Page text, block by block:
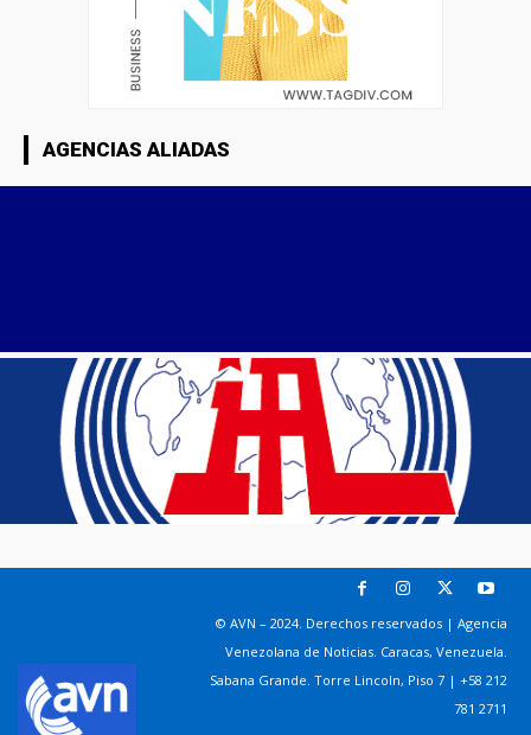
AGENCIAS ALIADAS
© AVN – 2024. Derechos reservados | Agencia
Venezolana de Noticias. Caracas, Venezuela.
Sabana Grande. Torre Lincoln, Piso 7 | +58 212
781 2711